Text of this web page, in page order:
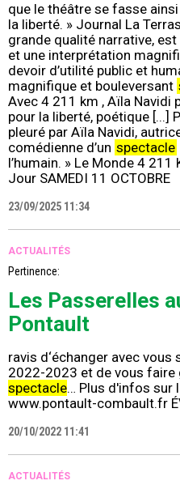
que le théâtre se fasse
la liberté. » Journal La
grande qualité narrative,
et une interprétation
devoir d’utilité public et
magnifique et bouleversant
Avec 4 211 km , Aïla Navidi
pour la liberté, poétique [...]
pleuré par Aïla Navidi,
comédienne d’un spectacle
l’humain. » Le Monde 4
Jour SAMEDI 11 OCTOBRE
23/09/2025 11:34
ACTUALITÉS
Pertinence:
Les Passerelles
Pontault
ravis d‘échanger avec
2022-2023 et de vous faire
spectacle… Plus d'infos sur
www.pontault-combault.fr
20/10/2022 11:41
ACTUALITÉS